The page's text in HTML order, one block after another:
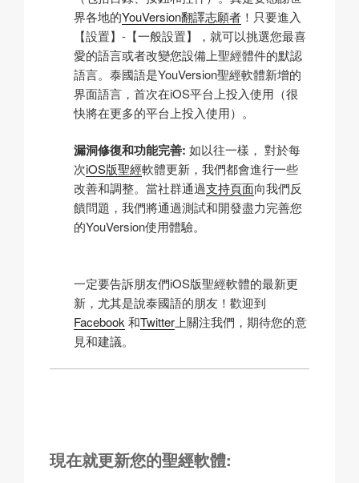
界各地的YouVersion翻譯志願者 ！只要進入
【設置】-【一般設置】，就可以挑選您最喜
愛的語言或者改變您設備上聖經體件的默認
語言。泰國語是YouVersion聖經軟體新增的
界面語言，首次在iOS平台上投入使用（很
快將在更多的平台上投入使用）。
漏洞修復和功能完善: 如以往一樣， 對於每
次iOS版聖經軟體更新，我們都會進行一些
改善和調整。當社群通過支持頁面向我們反
饋問題，我們將通過測試和開發盡力完善您
的YouVersion使用體驗。
一定要告訴朋友們iOS版聖經軟體的最新更
新，尤其是說泰國語的朋友！歡迎到
Facebook 和Twitter 上關注我們，期待您的意
見和建議。
現在就更新您的聖經軟體: